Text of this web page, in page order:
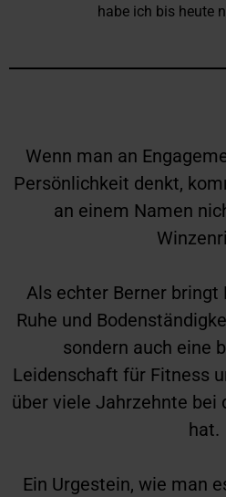
habe ich bis heute
Wenn man an
Persönlichkeit denkt,
an einem Namen
Als echter Berner bringt
Ruhe und
sondern auch eine
Leidenschaft für Fitness
über viele Jahrzehnte bei
hat.
Ein Urgestein, wie man